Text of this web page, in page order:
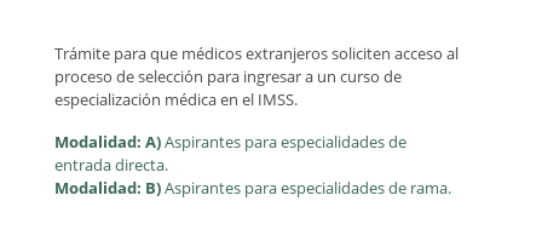
Trámite para que médicos extranjeros soliciten acceso al
proceso de selección para ingresar a un curso de
especialización médica en el IMSS.
Modalidad: A)Aspirantes para especialidades de
entrada directa.
Modalidad: B)Aspirantes para especialidades de rama.